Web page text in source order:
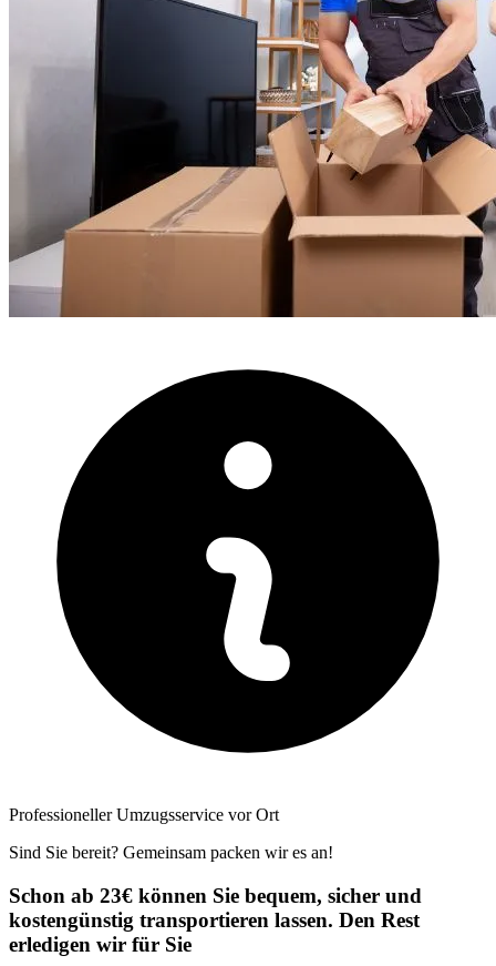
Professioneller Umzugsservice vor Ort
Sind Sie bereit? Gemeinsam packen wir es an!
Schon ab 23€ können Sie bequem, sicher und
kostengünstig transportieren lassen. Den Rest
erledigen wir für Sie